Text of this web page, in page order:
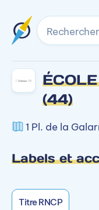
Rechercher
(44)
1 Pl. de la
Labels et
Titre RNCP